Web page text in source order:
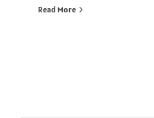
Read More